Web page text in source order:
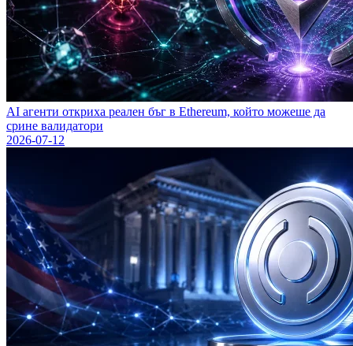
AI агенти откриха реален бъг в Ethereum, който можеше да
сринe валидатори
2026-07-12